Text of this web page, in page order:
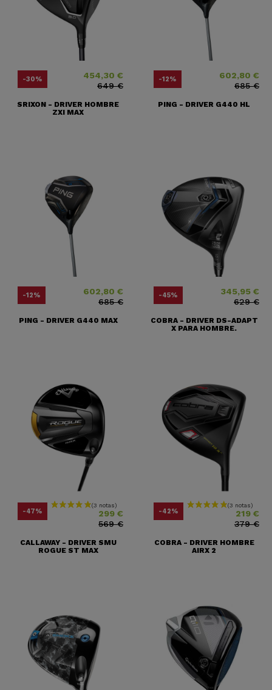
-30% Precio454,30 €
Precio base
649 €
SRIXON - DRIVER HOMBRE
ZXI MAX
-12% Precio602,80 €
Precio base
685 €
PING - DRIVER G440 HL
-12% Precio602,80 €
Precio base
685 €
PING - DRIVER G440 MAX
-45% Precio345,95 €
Precio base
629 €
COBRA - DRIVER DS-ADAPT
X PARA HOMBRE.
-47% Precio 299 €
Precio base
569 €
CALLAWAY - DRIVER SMU
ROGUE ST MAX
-42% Precio 219 €
Precio base
379 €
COBRA - DRIVER HOMBRE
AIRX 2